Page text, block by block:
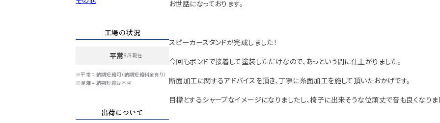
お世話になっております。
スピーカースタンドが完成しました！
今回もボンドで接着して塗装しただけなので、あっという間に仕上がりました。
断面加工に関するアドバイスを頂き、丁寧に糸面加工を施して頂いたおかげです。
目標とするシャープなイメージになりましたし、椅子に出来そうな位頑丈で音も良くなり
工場の状況
平常8/8現在
※平常 = 納期短縮可（納期短縮料金有り）
※混雑 = 納期短縮は不可
出荷について